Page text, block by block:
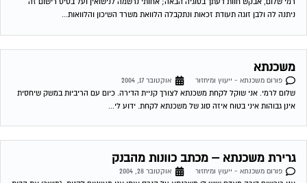
אנו רוכשים דירה מאדם שיש לו משכנתא על הנכס אותו אנו מעויניים לקנות, (מישכן את הבית
גם לטובת הנכס החדש שאותו מתכוון לקנות). גובה סכום...
שירות אישי לוועדי בתים!
איתור בעלי מקצוע
המוקד לדייר של פורטל בית משותף דואג שבעלי מקצוע הוגנים